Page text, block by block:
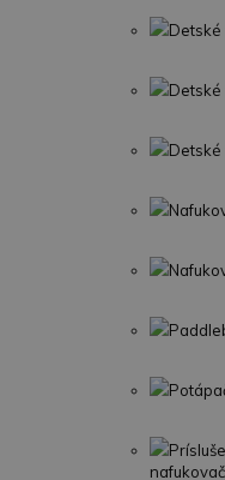
Detské